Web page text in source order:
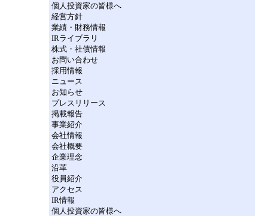
個人投資家の皆様へ
経営方針
業績・財務情報
IRライブラリ
株式・社債情報
お問い合わせ
採用情報
ニュース
お知らせ
プレスリリース
掲載報告
事業紹介
会社情報
会社概要
企業理念
沿革
役員紹介
アクセス
IR情報
個人投資家の皆様へ